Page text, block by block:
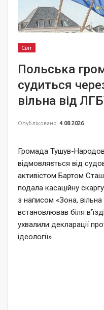
Світ
Польська
судиться
вільна від
Опубліковано 4.08.2026
Громада Тушув-
відмовляється від
активістом Бартом
подала касаційну
з написом «Зона, вільна
встановлював біля
ухвалили декларації
ідеології».